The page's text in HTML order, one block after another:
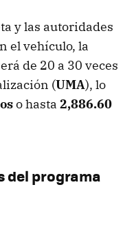
y las autoridades
el vehículo, la
de 20 a 30 veces
(UMA), lo
o hasta 2,886.60
del programa